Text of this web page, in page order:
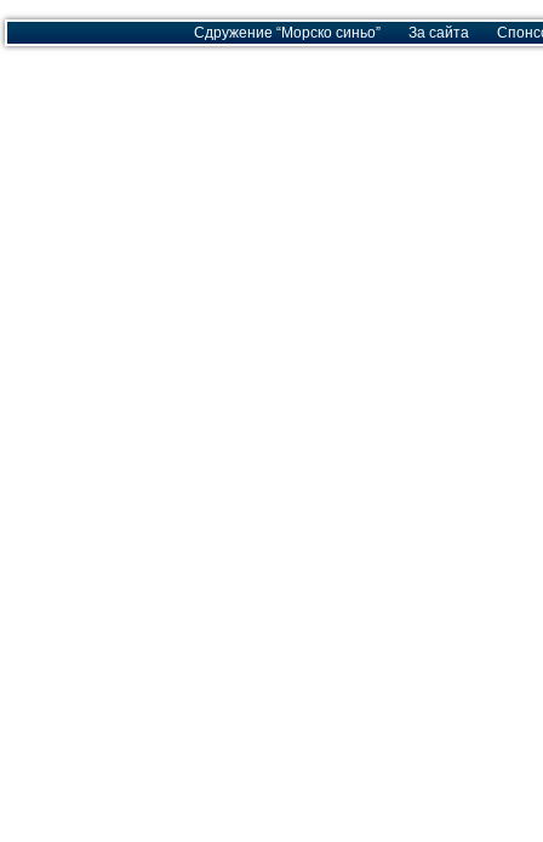
Сдружение “Морско синьо” За сайта